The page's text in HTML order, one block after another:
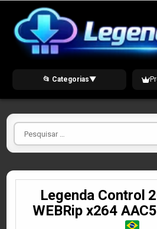
content
📂 Categorias▼
Pesquisar
por
Legenda Control
WEBRip x264